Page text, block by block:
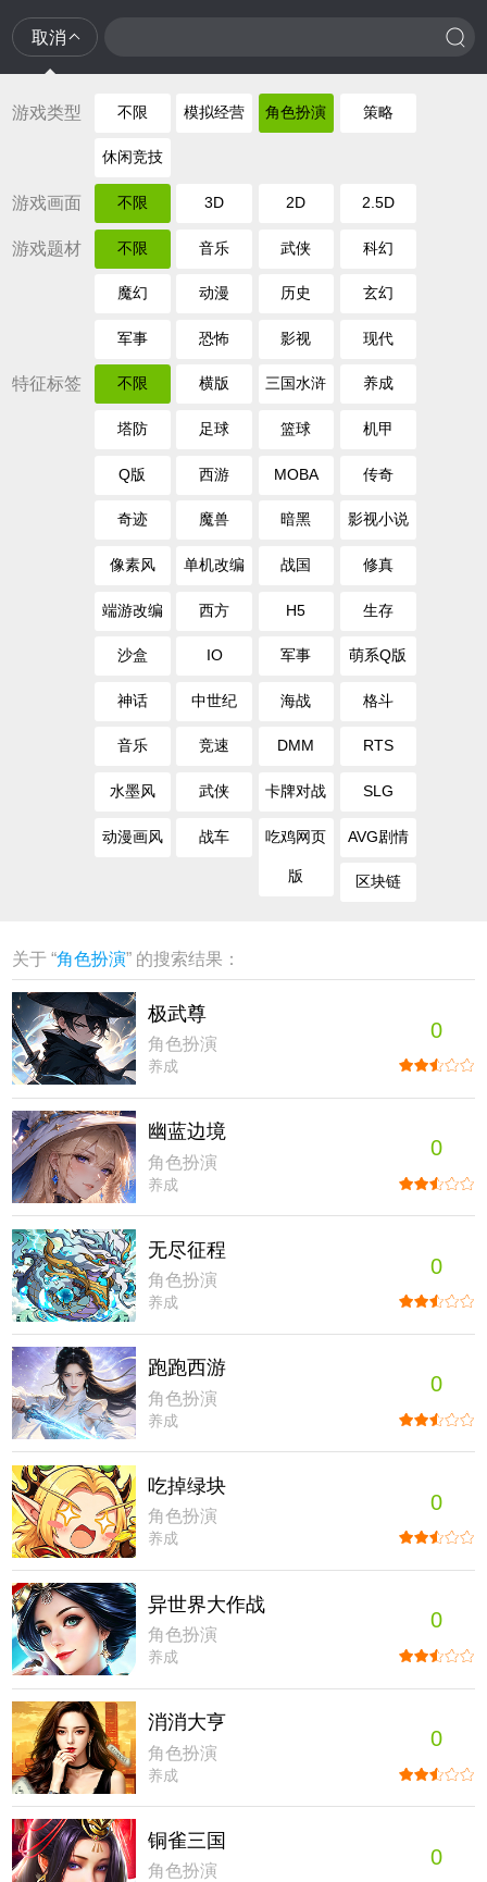
取消
游戏类型 不限 模拟经营 角色扮演 策略
休闲竞技
游戏画面 不限 3D 2D 2.5D
游戏题材 不限 音乐 武侠 科幻
魔幻 动漫 历史 玄幻
军事 恐怖 影视 现代
特征标签 不限 横版 三国水浒 养成
塔防 足球 篮球 机甲
Q版 西游 MOBA 传奇
奇迹 魔兽 暗黑 影视小说
像素风 单机改编 战国 修真
端游改编 西方 H5 生存
沙盒 IO 军事 萌系Q版
神话 中世纪 海战 格斗
音乐 竞速 DMM RTS
水墨风 武侠 卡牌对战 SLG
动漫画风 战车 吃鸡网页
版
AVG剧情
区块链
关于 “角色扮演” 的搜索结果：
极武尊
角色扮演
养成
0
幽蓝边境
角色扮演
养成
0
无尽征程
角色扮演
养成
0
跑跑西游
角色扮演
养成
0
吃掉绿块
角色扮演
养成
0
异世界大作战
角色扮演
养成
0
消消大亨
角色扮演
养成
0
铜雀三国
角色扮演
0